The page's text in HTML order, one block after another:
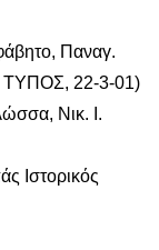
Παναγ.
ΤΥΠΟΣ, 22-3-01)
Νικ. Ι.
Ιστορικός